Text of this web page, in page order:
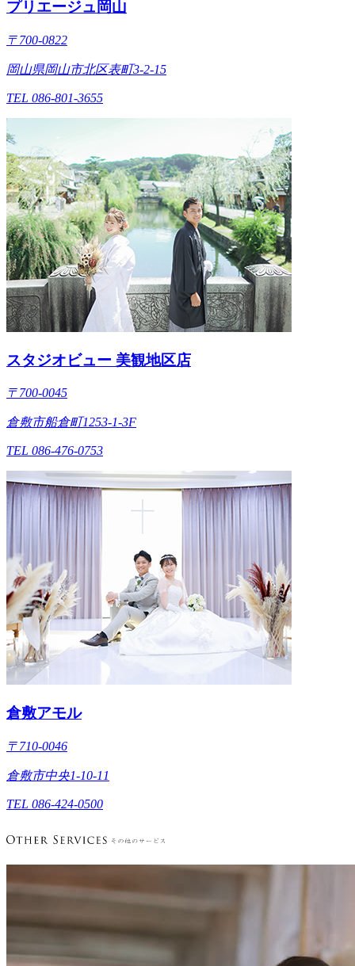
プリエージュ岡山
〒700-0822
岡山県岡山市北区表町3-2-15
TEL 086-801-3655
スタジオビュー 美観地区店
〒700-0045
倉敷市船倉町1253-1-3F
TEL 086-476-0753
倉敷アモル
〒710-0046
倉敷市中央1-10-11
TEL 086-424-0500